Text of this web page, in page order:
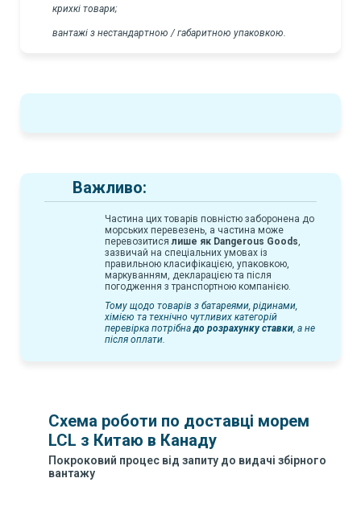
крихкі товари;
вантажі з нестандартною / габаритною упаковкою.
Важливо:
Частина цих товарів повністю заборонена до
морських перевезень, а частина може
перевозитисялише як Dangerous Goods,
зазвичай на спеціальних умовах із
правильною класифікацією, упаковкою,
маркуванням, декларацією та після
погодження з транспортною компанією.
Тому щодо товарів з батареями, рідинами,
хімією та технічно чутливих категорій
перевірка потрібнадо розрахунку ставки, а не
після оплати.
Схема роботи по доставці морем
LCL з Китаю в Канаду
Покроковий процес від запиту до видачі збірного
вантажу